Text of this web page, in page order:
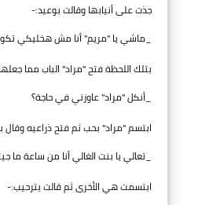
جذت على أنيابها وقالت بوعيد:-
_ماشي يا "مريم" أنا مش هخليكي
بتلك اللحظة فتح "مراد" الباب مما
_أنكل "مراد" عاوزني في حاجة؟
ابتسم "مراد" بحب ثم فتح ذراعيه وقال
_تعالي يا بنت الغالي أنا من ساعة
ابتسمت هي الأخرى ثم قالت بترحيب:-